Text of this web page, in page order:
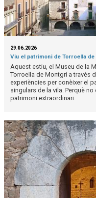
29.06.2026
Viu el patrimoni de Torroella
Aquest estiu, el Museu de la
Torroella de Montgrí a través
experiències per conèixer el
singulars de la vila. Perquè
patrimoni extraordinari.